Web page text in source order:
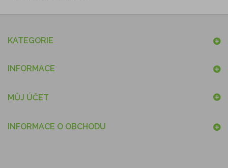
KATEGORIE
INFORMACE
MŮJ ÚČET
INFORMACE O OBCHODU